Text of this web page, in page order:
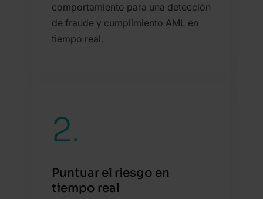
comportamiento para una detección
de fraude y cumplimiento AML en
tiempo real.
2.
Puntuar el riesgo en
tiempo real